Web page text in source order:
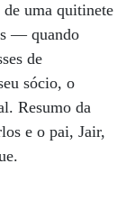
uma quitinete
— quando
de
sócio, o
Resumo da
e o pai, Jair,